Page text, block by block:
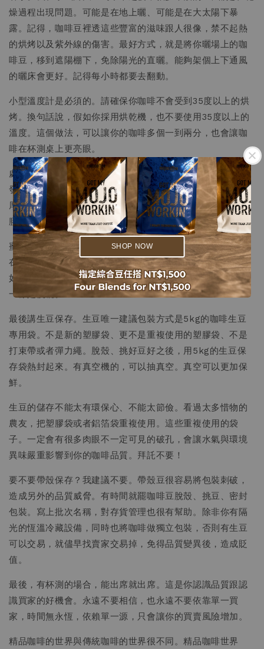
.
.
SHOP NOW
燥過程出現問題。可能是在地上曬、可能是在大太陽下暴
露。記得，咖啡豆裡透這些豐富的滋味跟人很像，禁不起熱
的烘烤以及紫外線的傷害。最好方式，就是將你曬場上的咖
啡豆，移到遮陽棚下，免除陽光的直曬。能夠架個上下通風
的曬床會更好。記得每小時都要去翻動。
小型溫度計是必須的。請確保你咖啡不會受到35度以上的烘
烤。換句話說，假如你採用烘乾機，也不要使用35度以上的
溫度。這個做法，可以讓你的咖啡多個一到兩分，也會讓咖
啡在杯測桌上更亮眼。
處理法方面，假如你的體力有限，我建議使用做一下簡單的
發酵後，進行乾式水洗就好。收到的咖啡豆，可以放入密閉
厚塑膠袋內，置於陰涼、隔光到環境兩到三天後脫皮、除果
膠。這樣的方式，可以讓你的咖啡多一點成熟水果的香氣。
蜜處理我一概不建議大家太過投入，因為蜜處理處理過程實
在很煩，拿一年的收成來賭這個，不是很明智。我會覺得假
如你還想在原本的分數下，多個兩到三分，我會建議日曬。
一樣是慢曬。
最後講生豆保存。生豆唯一建議包裝方式是5kg的咖啡生豆
專用袋。不是新的塑膠袋、更不是重複使用的塑膠袋、不是
打束帶或者彈力繩。脫殼、挑好豆好之後，用5kg的生豆保
存袋熱封起來。有真空機的，可以抽真空。真空可以更加保
鮮。
生豆的儲存不能太有環保心、不能太節儉。看過太多惜物的
農友，把塑膠袋或者鋁箔袋重複使用。這些重複使用的袋
子。一定會有很多肉眼不一定可見的破孔，會讓水氣與環境
異味嚴重影響到你的咖啡品質。拜託不要！
要不要帶殼保存？我建議不要。帶殼豆很容易將包裝刺破，
造成另外的品質威脅。有時間就罷咖啡豆脫殼、挑豆、密封
包裝。寫上批次名稱，對存貨管理也很有幫助。除非你有隔
光的恆溫冷藏設備，同時也將咖啡做獨立包裝，否則有生豆
可以交易，就儘早找賣家交易掉，免得品質變異後，造成貶
值。
最後，有杯測的場合，能出席就出席。這是你認識品質跟認
識買家的好機會。永遠不要相信，也永遠不要依靠單一買
家，時間無永恆，依賴單一源，只會讓你的買賣風險增加。
精品咖啡的世界與傳統咖啡的世界很不同。精品咖啡世界